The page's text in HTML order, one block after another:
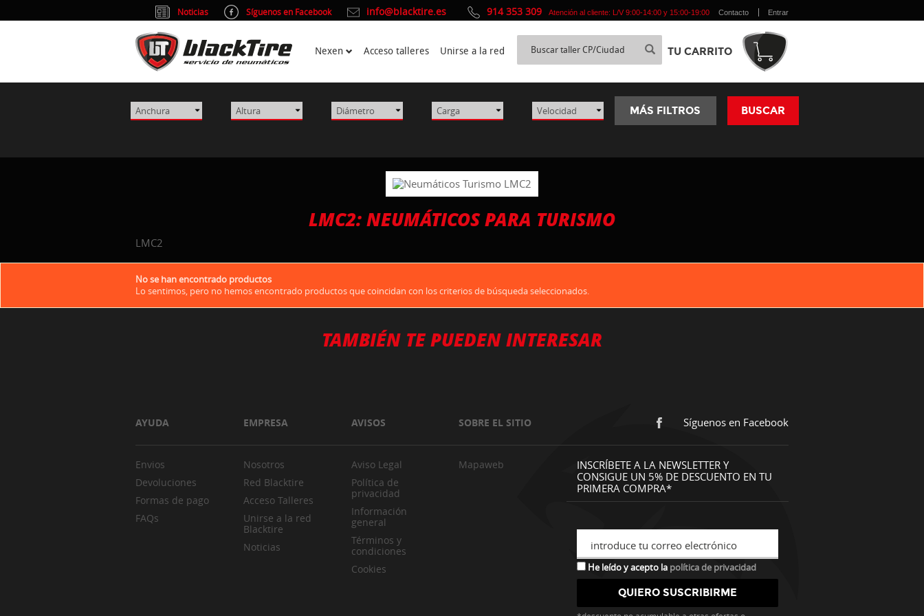
MÁS FILTROS BUSCAR
LMC2: NEUMÁTICOS PARA TURISMO
LMC2
No se han encontrado productos
Lo sentimos, pero no hemos encontrado productos que coincidan con los criterios de búsqueda seleccionados.
TAMBIÉN TE PUEDEN INTERESAR
AYUDA EMPRESA AVISOS SOBRE EL SITIO Síguenos en Facebook
Envios
Devoluciones
Formas de pago
FAQs
Nosotros
Red Blacktire
Acceso Talleres
Unirse a la red
Blacktire
Noticias
Aviso Legal
Política de
privacidad
Información
general
Términos y
condiciones
Cookies
Mapaweb
INSCRÍBETE A LA NEWSLETTER Y
CONSIGUE UN 5% DE DESCUENTO EN TU
PRIMERA COMPRA*
introduce tu correo electrónico
He leído y acepto la política de privacidad
Noticias Síguenos en Facebook info@blacktire.es 914 353 309 Atención al cliente: L/V 9:00-14:00 y 15:00-19:00 Contacto Entrar
Nexen Acceso talleres Unirse a la red TU CARRITO